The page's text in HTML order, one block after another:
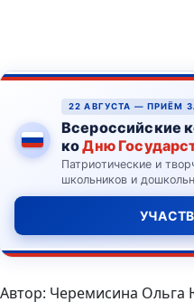
22 АВГУСТА — ПРИЁМ
Всероссийские
коДню
Патриотические и
школьников и
Автор: Черемисина Ольга